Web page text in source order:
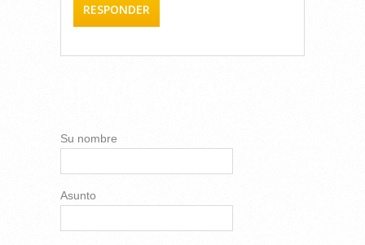
RESPONDER
Su nombre
Asunto